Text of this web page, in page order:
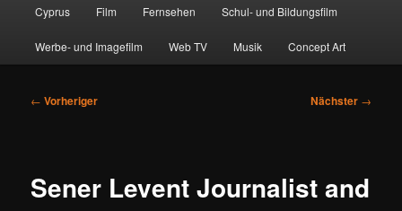
Cyprus Film Fernsehen Schul- und Bildungsfilm
Werbe- und Imagefilm Web TV Musik Concept Art
Beitragsnavigation
← Vorheriger Nächster →
Sener Levent Journalist and